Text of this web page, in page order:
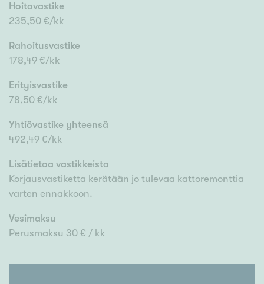
Hoitovastike
235,50 €/kk
Rahoitusvastike
178,49 €/kk
Erityisvastike
78,50 €/kk
Yhtiövastike yhteensä
492,49 €/kk
Lisätietoa vastikkeista
Korjausvastiketta kerätään jo tulevaa kattoremonttia
varten ennakkoon.
Vesimaksu
Perusmaksu 30 € / kk